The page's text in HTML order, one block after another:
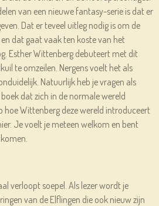
van een nieuwe fantasy-serie is dat er
Dat er teveel uitleg nodig is om de
dat gaat vaak ten koste van het
Esther Wittenberg debuteert met dit
te omzeilen. Nergens voelt het als
Natuurlijk heb je vragen als
dat zich in de normale wereld
hoe Wittenberg deze wereld introduceert
Je voelt je meteen welkom en bent
verloopt soepel. Als lezer wordt je
van de Elflingen die ook nieuw zijn